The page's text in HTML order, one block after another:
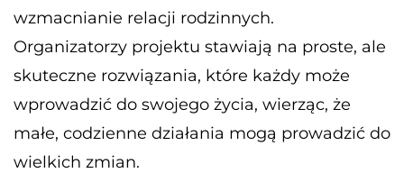
wzmacnianie relacji rodzinnych.
Organizatorzy projektu stawiają na proste, ale
skuteczne rozwiązania, które każdy może
wprowadzić do swojego życia, wierząc, że
małe, codzienne działania mogą prowadzić do
wielkich zmian.